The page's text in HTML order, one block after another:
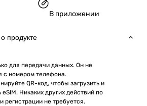
В приложении
продукте
для передачи данных. Он не
с номером телефона.
QR-код, чтобы загрузить и
eSIM. Никаких других действий по
регистрации не требуется.